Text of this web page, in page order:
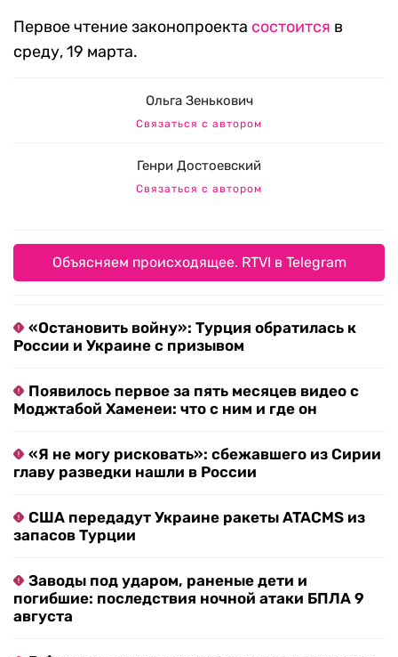
Первое чтение законопроекта состоится в
среду, 19 марта.
Ольга Зенькович
Связаться с автором
Генри Достоевский
Связаться с автором
Объясняем происходящее. RTVI в Telegram
«Остановить войну»: Турция обратилась к
России и Украине с призывом
Появилось первое за пять месяцев видео с
Моджтабой Хаменеи: что с ним и где он
«Я не могу рисковать»: сбежавшего из Сирии
главу разведки нашли в России
США передадут Украине ракеты ATACMS из
запасов Турции
Заводы под ударом, раненые дети и
погибшие: последствия ночной атаки БПЛА 9
августа